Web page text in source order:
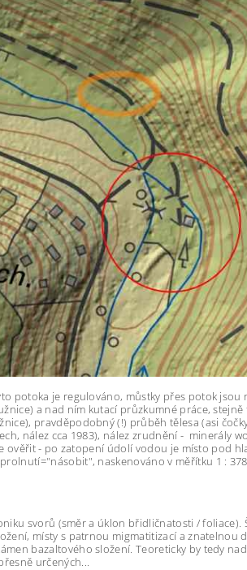
potoka je regulováno, můstky přes potok jsou
a nad ním kutací průzkumné práce, stejně
pravděpodobný (!) průběh tělesa (asi
nález cca 1983), nález zrudnění - minerály
ověřit - po zatopení údolí vodou je místo pod
naskenováno v měřítku 1 :
svorů (směr a úklon břidličnatosti /
místy s patrnou migmatitizací a znatelnou
bazaltového složení. Teoreticky by tedy
určených...